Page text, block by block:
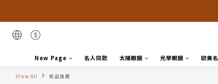
New Page 名人同款 太陽眼鏡 光學眼鏡 歐美
View All 新品推薦